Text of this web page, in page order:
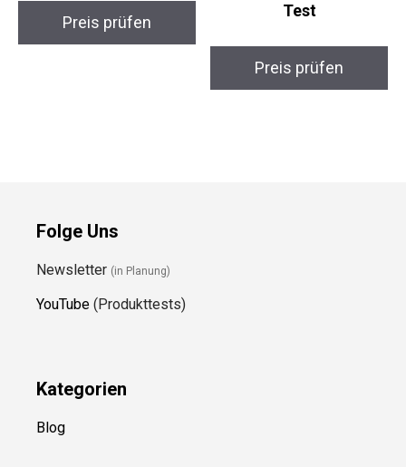
Preis prüfen
Test
Preis prüfen
Folge Uns
Newsletter (in Planung)
YouTube (Produkttests)
Kategorien
Blog